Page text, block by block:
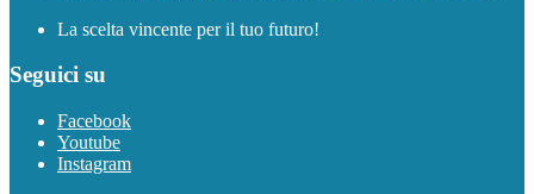
La scelta vincente per il tuo futuro!
Seguici su
Facebook
Youtube
Instagram